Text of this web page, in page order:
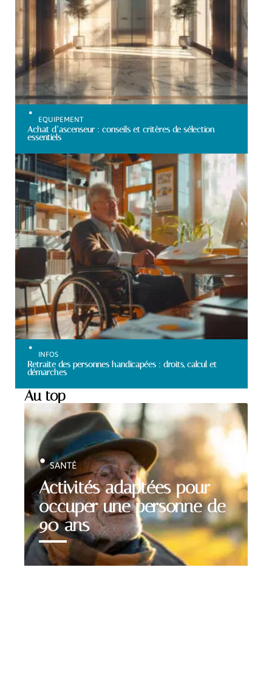
EQUIPEMENT
Achat d’ascenseur : conseils et critères de sélection
essentiels
INFOS
Retraite des personnes handicapées : droits, calcul et
démarches
Au top
Activités adaptées pour
occuper une personne de
90 ans
SANTÉ